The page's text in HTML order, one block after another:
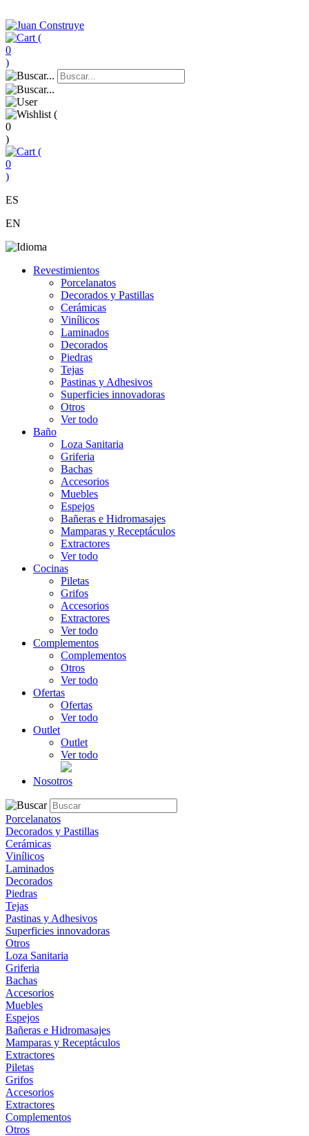
(
0
)
(
0
)
(
0
)
ES
EN
Revestimientos
Porcelanatos
Decorados y Pastillas
Cerámicas
Vinílicos
Laminados
Decorados
Piedras
Tejas
Pastinas y Adhesivos
Superficies innovadoras
Otros
Ver todo
Baño
Loza Sanitaria
Griferia
Bachas
Accesorios
Muebles
Espejos
Bañeras e Hidromasajes
Mamparas y Receptáculos
Extractores
Ver todo
Cocinas
Piletas
Grifos
Accesorios
Extractores
Ver todo
Complementos
Complementos
Otros
Ver todo
Ofertas
Ofertas
Ver todo
Outlet
Outlet
Ver todo
Nosotros
Porcelanatos
Decorados y Pastillas
Cerámicas
Vinílicos
Laminados
Decorados
Piedras
Tejas
Pastinas y Adhesivos
Superficies innovadoras
Otros
Loza Sanitaria
Griferia
Bachas
Accesorios
Muebles
Espejos
Bañeras e Hidromasajes
Mamparas y Receptáculos
Extractores
Piletas
Grifos
Accesorios
Extractores
Complementos
Otros